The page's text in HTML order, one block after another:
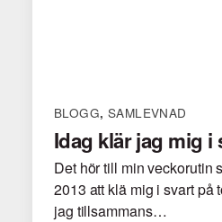
BLOGG, SAMLEVNAD
Idag klär jag mig i
Det hör till min veckorutin
2013 att klä mig i svart på
jag tillsammans…